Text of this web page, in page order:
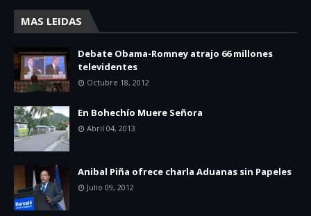
MAS LEIDAS
Debate Obama-Romney atrajo 66 millones
televidentes
Octubre 18, 2012
En Bohechío Muere Señora
Abril 04, 2013
Anibal Piña ofrece charla Aduanas sin Papeles
Julio 09, 2012